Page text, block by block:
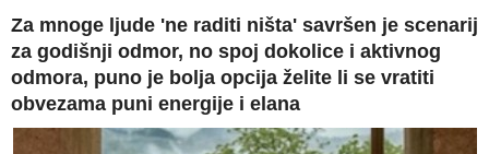
Za mnoge ljude 'ne raditi ništa' savršen je scenarij
za godišnji odmor, no spoj dokolice i aktivnog
odmora, puno je bolja opcija želite li se vratiti
obvezama puni energije i elana